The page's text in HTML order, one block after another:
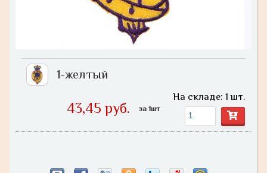
1-желтый
43,45 руб. за 1шт
На складе: 1 шт.